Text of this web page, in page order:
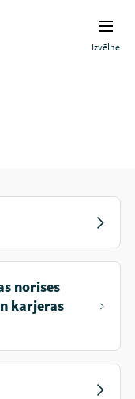
Izvēlne
norises
karjeras